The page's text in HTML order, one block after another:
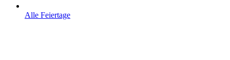
Alle Feiertage